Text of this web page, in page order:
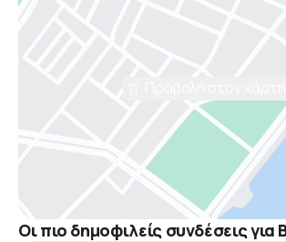
Οι πιο δημοφιλείς συνδέσεις για